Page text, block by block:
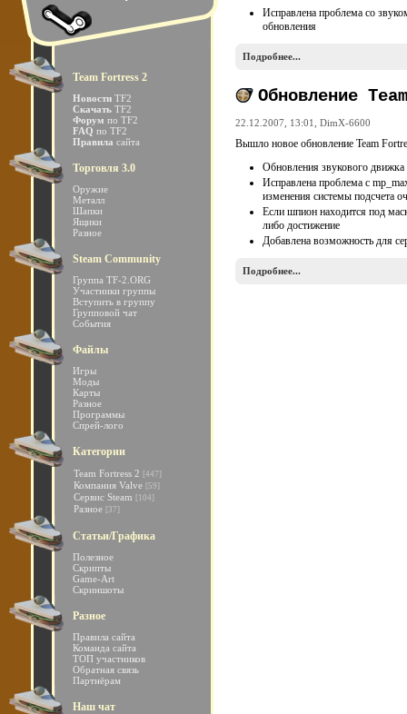
Исправлена проблема со
обновления
Подробнее...
Обновление
22.12.2007, 13:01, DimX-6600
Вышло новое обновление Team
Обновления звукового
Исправлена проблема с
изменения системы подсчета
Если шпион находится под
либо достижение
Добавлена возможность для
Подробнее...
Team Fortress 2
Новости TF2
Скачать TF2
Форум по TF2
FAQ по TF2
Правила сайта
Торговля 3.0
Оружие
Металл
Шапки
Ящики
Разное
Steam Community
Группа TF-2.ORG
Участники группы
Вступить в группу
Групповой чат
События
Файлы
Игры
Моды
Карты
Разное
Программы
Спрей-лого
Категории
Team Fortress 2 [447]
Компания Valve [59]
Сервис Steam [104]
Разное [37]
Статьи/Графика
Полезное
Скрипты
Game-Art
Скриншоты
Разное
Правила сайта
Команда сайта
ТОП участников
Обратная связь
Партнёрам
Наш чат